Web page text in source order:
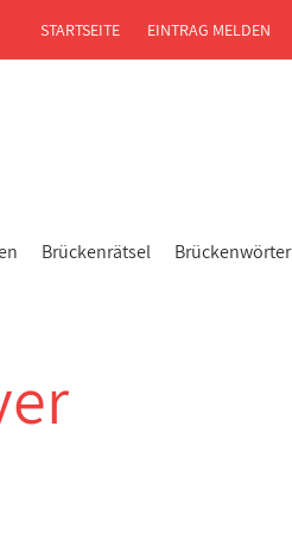
Brückenrätsel Brückenwörter
STARTSEITE EINTRAG MELDEN